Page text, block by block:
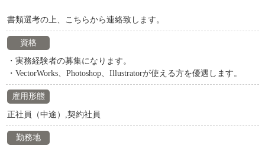
書類選考の上、こちらから連絡致します。
資格
・実務経験者の募集になります。
・VectorWorks、Photoshop、Illustratorが使える方を優遇します。
雇用形態
正社員（中途）,契約社員
勤務地